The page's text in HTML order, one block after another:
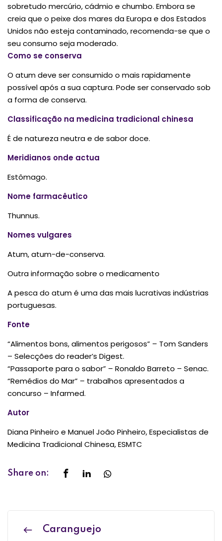
sobretudo mercúrio, cádmio e chumbo. Embora se
creia que o peixe dos mares da Europa e dos Estados
Unidos não esteja contaminado, recomenda-se que o
seu consumo seja moderado.
Como se conserva
O atum deve ser consumido o mais rapidamente
possível após a sua captura. Pode ser conservado sob
a forma de conserva.
Classificação na medicina tradicional chinesa
É de natureza neutra e de sabor doce.
Meridianos onde actua
Estômago.
Nome farmacêutico
Thunnus.
Nomes vulgares
Atum, atum-de-conserva.
Outra informação sobre o medicamento
A pesca do atum é uma das mais lucrativas indústrias
portuguesas.
Fonte
“Alimentos bons, alimentos perigosos” – Tom Sanders
– Selecções do reader’s Digest.
“Passaporte para o sabor” – Ronaldo Barreto – Senac.
“Remédios do Mar” – trabalhos apresentados a
concurso – Infarmed.
Autor
Diana Pinheiro e Manuel João Pinheiro, Especialistas de
Medicina Tradicional Chinesa, ESMTC
Share on:
Caranguejo